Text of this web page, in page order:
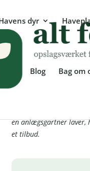
dyr
Blog Bag om
en anlægsgartner laver,
et tilbud.